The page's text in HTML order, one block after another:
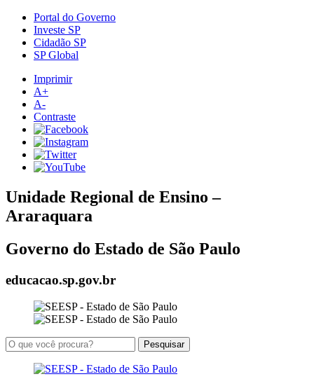
Portal do Governo
Investe SP
Cidadão SP
SP Global
Imprimir
A+
A-
Contraste
Unidade Regional de Ensino –
Araraquara
Governo do Estado de São Paulo
educacao.sp.gov.br